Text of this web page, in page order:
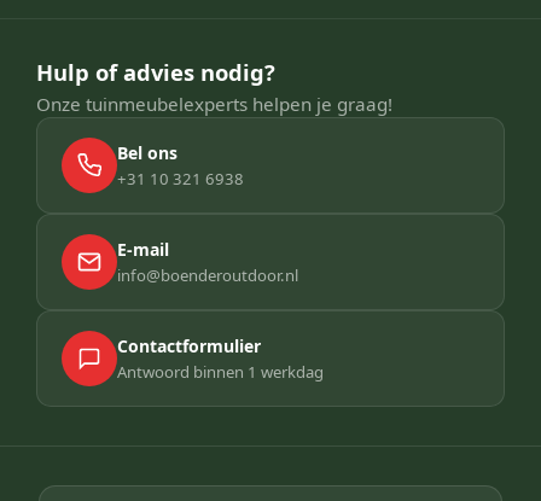
Hulp of advies nodig?
Onze tuinmeubelexperts helpen je graag!
Bel ons
+31 10 321 6938
E-mail
info@boenderoutdoor.nl
Contactformulier
Antwoord binnen 1 werkdag